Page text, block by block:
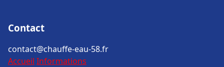
Contact
contact@chauffe-eau-58.fr
Accueil Informations